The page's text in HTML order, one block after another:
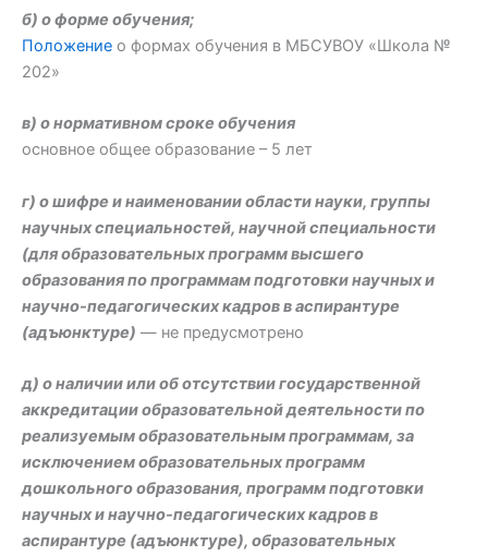
б) о форме обучения;
Положение о формах обучения в МБСУВОУ «Школа №
202»
в) о нормативном сроке обучения
основное общее образование – 5 лет
г) о шифре и наименовании области науки, группы
научных специальностей, научной специальности
(для образовательных программ высшего
образования по программам подготовки научных и
научно-педагогических кадров в аспирантуре
(адъюнктуре) — не предусмотрено
д) о наличии или об отсутствии государственной
аккредитации образовательной деятельности по
реализуемым образовательным программам, за
исключением образовательных программ
дошкольного образования, программ подготовки
научных и научно-педагогических кадров в
аспирантуре (адъюнктуре), образовательных